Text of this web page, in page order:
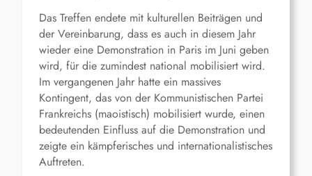
Das Treffen endete mit kulturellen Beiträgen und
der Vereinbarung, dass es auch in diesem Jahr
wieder eine Demonstration in Paris im Juni geben
wird, für die zumindest national mobilisiert wird.
Im vergangenen Jahr hatte ein massives
Kontingent, das von der Kommunistischen Partei
Frankreichs (maoistisch) mobilisiert wurde, einen
bedeutenden Einfluss auf die Demonstration und
zeigte ein kämpferisches und internationalistisches
Auftreten.